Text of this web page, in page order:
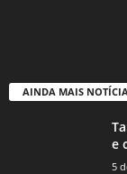
AINDA MAIS
e
5